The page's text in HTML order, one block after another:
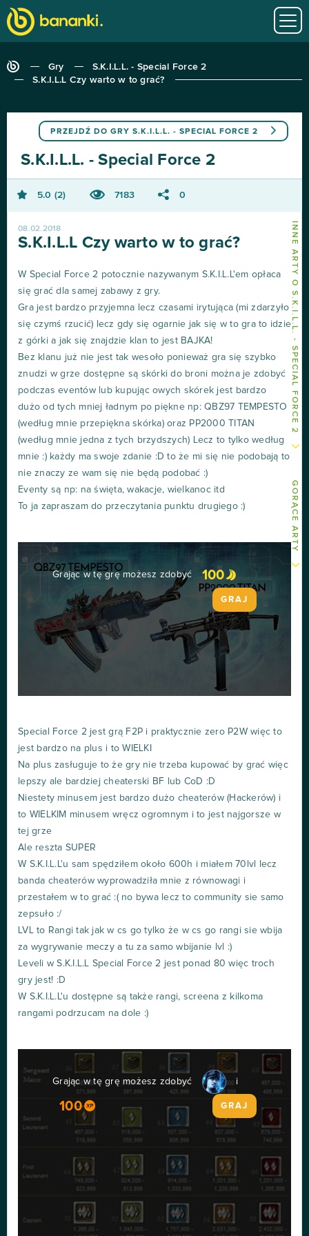
Gry
S.K.I.L.L. - Special Force 2
S.K.I.L.L Czy warto w to grać?
INNE ARTY O S.K.I.L.L. - SPECIAL FORCE 2
GORĄCE ARTY
PRZEJDŹ DO GRY S.K.I.L.L. - SPECIAL FORCE 2
S.K.I.L.L. - Special Force 2
5.0 2 7183 0
08.02.2018
S.K.I.L.L Czy warto w to grać?
W Special Force 2 potocznie nazywanym S.K.I.L.L'em opłaca
się grać dla samej zabawy z gry.
Gra jest bardzo przyjemna lecz czasami irytująca (mi zdarzyło
się czymś rzucić) lecz gdy się ogarnie jak się w to gra to idzie
z górki a jak się znajdzie klan to jest BAJKA!
Bez klanu już nie jest tak wesoło ponieważ gra się szybko
znudzi w grze dostępne są skórki do broni można je zdobyć
podczas eventów lub kupując owych skórek jest bardzo
dużo od tych mniej ładnym po piękne np: QBZ97 TEMPESTO
(według mnie przepiękna skórka) oraz PP2000 TITAN
(według mnie jedna z tych brzydszych) Lecz to tylko według
mnie :) każdy ma swoje zdanie :D to że mi się nie podobają to
nie znaczy ze wam się nie będą podobać :)
Eventy są np: na święta, wakacje, wielkanoc itd
To ja zapraszam do przeczytania punktu drugiego :)
Grając w tę grę możesz zdobyć 100
GRAJ
Special Force 2 jest grą F2P i praktycznie zero P2W więc to
jest bardzo na plus i to WIELKI
Na plus zasługuje to że gry nie trzeba kupować by grać więc
lepszy ale bardziej cheaterski BF lub CoD :D
Niestety minusem jest bardzo dużo cheaterów (Hackerów) i
to WIELKIM minusem wręcz ogromnym i to jest najgorsze w
tej grze
Ale reszta SUPER
W S.K.I.L.L'u sam spędziłem około 600h i miałem 70lvl lecz
banda cheaterów wyprowadziła mnie z równowagi i
przestałem w to grać :( no bywa lecz to community sie samo
zepsuło :/
LVL to Rangi tak jak w cs go tylko że w cs go rangi sie wbija
za wygrywanie meczy a tu za samo wbijanie lvl :)
Leveli w S.K.I.L.L Special Force 2 jest ponad 80 więc troch
gry jest! :D
W S.K.I.L.L'u dostępne są także rangi, screena z kilkoma
rangami podrzucam na dole :)
Grając w tę grę możesz zdobyć i
100 GRAJ